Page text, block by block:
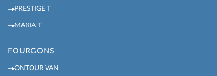
PRESTIGE T
MAXIA T
FOURGONS
ONTOUR VAN